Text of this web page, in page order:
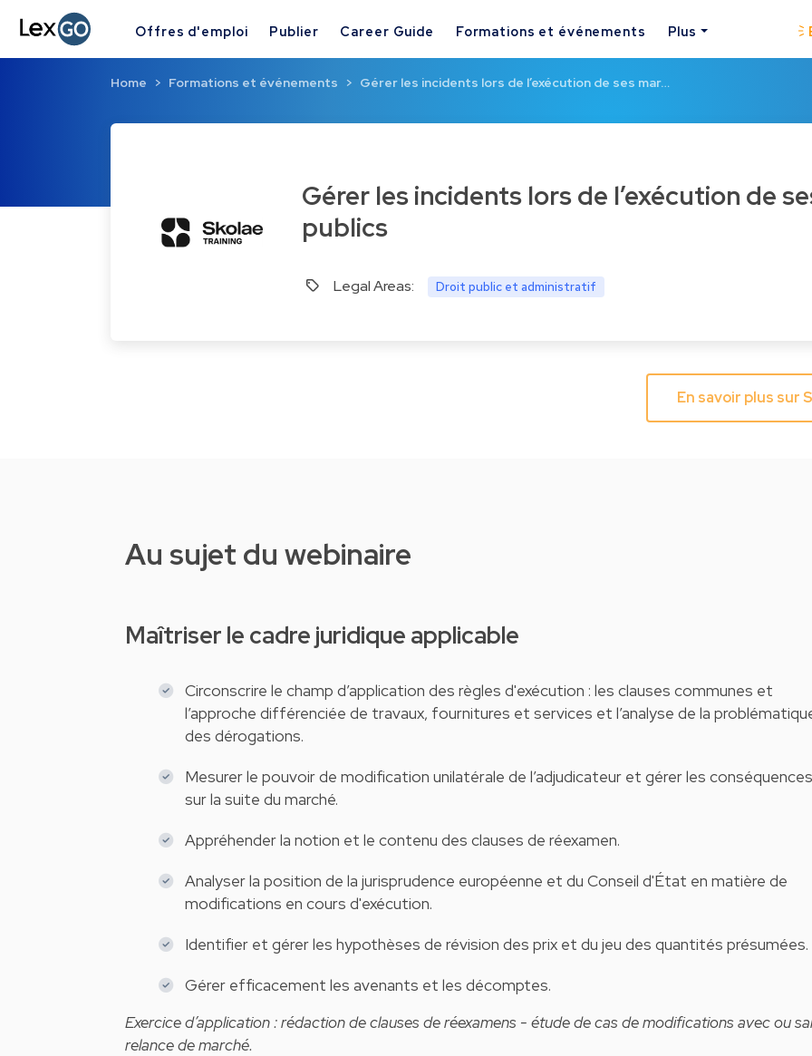
Offres d'emploi Publier Career Guide Formations et événements Plus
Home Formations et événements Gérer les incidents lors de l’exécution de ses mar…
Gérer les incidents lors de l’exécution de ses marchés
publics
Legal Areas: Droit public et administratif
En savoir plus sur
Au sujet du webinaire
Maîtriser le cadre juridique applicable
Circonscrire le champ d’application des règles d'exécution : les clauses communes et
l’approche différenciée de travaux, fournitures et services et l’analyse de la
des dérogations.
Mesurer le pouvoir de modification unilatérale de l’adjudicateur et gérer les
sur la suite du marché.
Appréhender la notion et le contenu des clauses de réexamen.
Analyser la position de la jurisprudence européenne et du Conseil d'État en matière de
modifications en cours d'exécution.
Identifier et gérer les hypothèses de révision des prix et du jeu des quantités présumées.
Gérer efficacement les avenants et les décomptes.
Exercice d’application : rédaction de clauses de réexamens - étude de cas de modifications avec ou
relance de marché.